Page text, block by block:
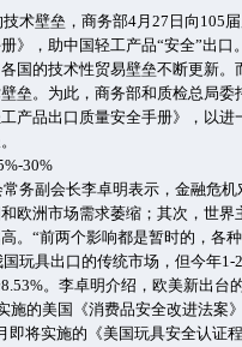
术壁垒，商务部4月27日向105
》，助中国轻工产品“安全”出
国的技术性贸易壁垒不断更新
垒。为此，商务部和质检总局
产品出口质量安全手册》，以
30%
务副会长李卓明表示，金融危
欧洲市场需求萎缩；其次，世
。“前两个影响都是暂时的，各
玩具出口的传统市场，但今年
。李卓明介绍，欧美新出台
施的美国《消费品安全改进法案
即将实施的《美国玩具安全认证